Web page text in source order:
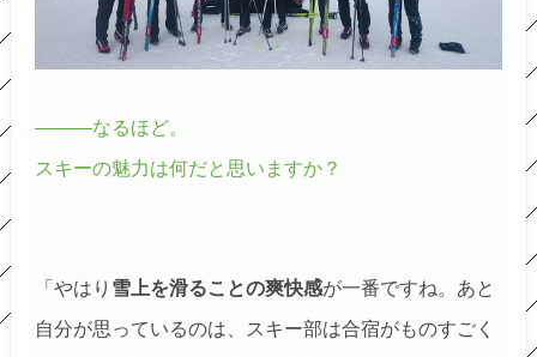
―――なるほど。
スキーの魅力は何だと思いますか？
「やはり 雪上を滑ることの爽快感が一番ですね。あと
自分が思っているのは、スキー部は合宿がものすごく